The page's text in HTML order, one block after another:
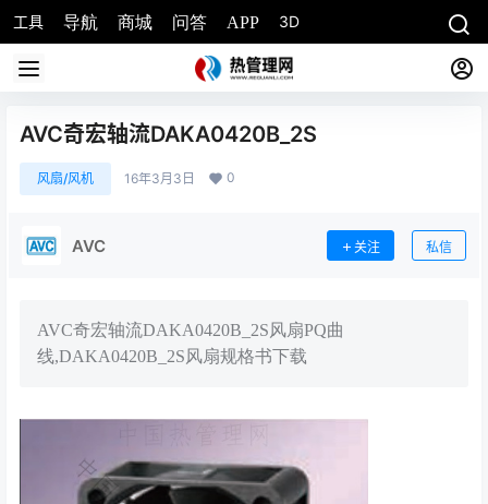
工具 导航 商城 问答 APP 3D
AVC奇宏轴流DAKA0420B_2S
风扇/风机 16年3月3日 0
AVC 关注 私信
AVC奇宏轴流DAKA0420B_2S风扇PQ曲
线,DAKA0420B_2S风扇规格书下载